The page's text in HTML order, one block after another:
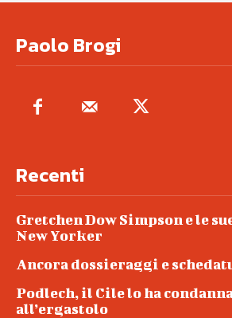
Paolo Brogi
Recenti
Gretchen Dow Simpson e le
New Yorker
Ancora dossieraggi e
Podlech, il Cile lo ha
all’ergastolo